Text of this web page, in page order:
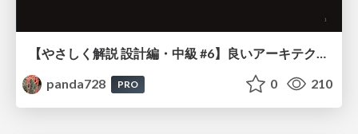
【やさしく解説 設計編・中級 #6】良いアーキテクチャとは ～ 一本の登り道の、行き先 ～
panda728
PRO 0 210